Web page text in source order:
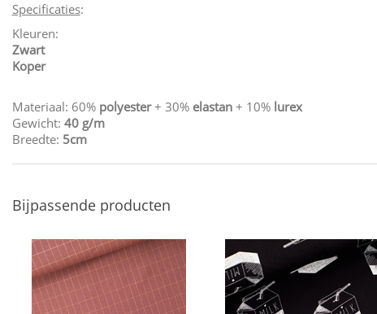
Specificaties:
Kleuren:
Zwart
Koper
Materiaal: 60% polyester+ 30% elastan+ 10% lurex
Gewicht: 40 g/m
Breedte: 5cm
Bijpassende producten